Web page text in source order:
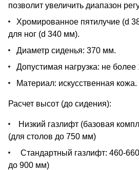
позволит увеличить диапазон
Хромированное пятилучие (d
для ног (d 340 мм).
Диаметр сиденья: 370 мм.
Допустимая нагрузка: не более
Материал: искусственная кожа.
Расчет высот (до сидения):
Низкий газлифт (базовая
(для столов до 750 мм)
Стандартный газлифт: 460-
до 900 мм)